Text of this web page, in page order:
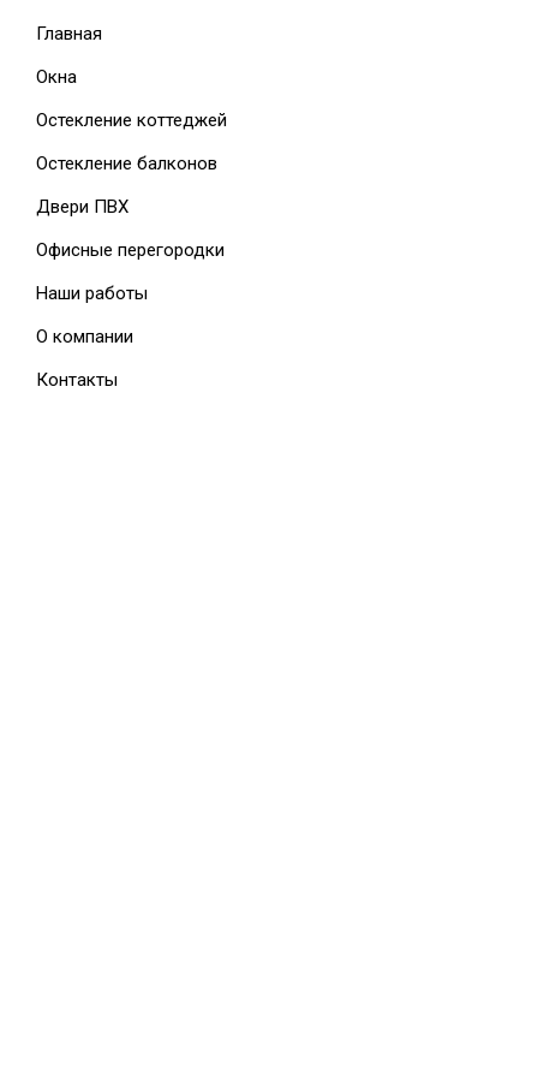
Главная
Окна
Остекление коттеджей
Остекление балконов
Двери ПВХ
Офисные перегородки
Наши работы
О компании
Контакты